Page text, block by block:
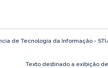
de Tecnologia da Informação -
Texto destinado a exibição